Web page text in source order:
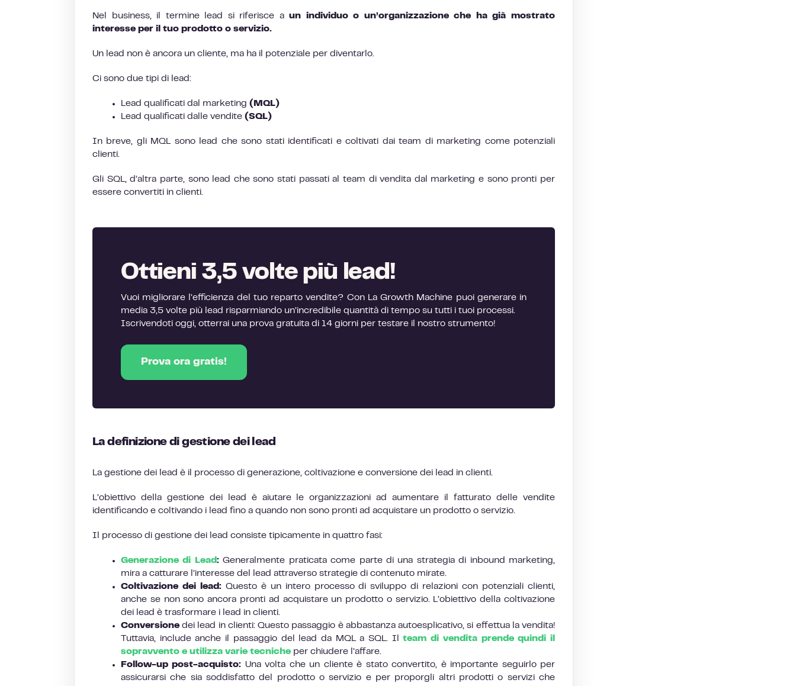
Nel business, il termine lead si riferisce aun individuo o un’organizzazione che ha già mostrato
interesse per il tuo prodotto o servizio.
Un lead non è ancora un cliente, ma ha il potenziale per diventarlo.
Ci sono due tipi di lead:
Lead qualificati dal marketing (MQL)
Lead qualificati dalle vendite (SQL)
In breve, gli MQL sono lead che sono stati identificati e coltivati dai team di marketing come potenziali
clienti.
Gli SQL, d’altra parte, sono lead che sono stati passati al team di vendita dal marketing e sono pronti per
essere convertiti in clienti.
Ottieni 3,5 volte più lead!
Vuoi migliorare l’efficienza del tuo reparto vendite? Con La Growth Machine puoi generare in
media 3,5 volte più lead risparmiando un’incredibile quantità di tempo su tutti i tuoi processi.
Iscrivendoti oggi, otterrai una prova gratuita di 14 giorni per testare il nostro strumento!
Prova ora gratis!
La definizione di gestione dei lead
La gestione dei lead è il processo di generazione, coltivazione e conversione dei lead in clienti.
L’obiettivo della gestione dei lead è aiutare le organizzazioni ad aumentare il fatturato delle vendite
identificando e coltivando i lead fino a quando non sono pronti ad acquistare un prodotto o servizio.
Il processo di gestione dei lead consiste tipicamente in quattro fasi:
Generazione di Lead :Generalmente praticata come parte di una strategia di inbound marketing,
mira a catturare l’interesse del lead attraverso strategie di contenuto mirate.
Coltivazione dei lead:Questo è un intero processo di sviluppo di relazioni con potenziali clienti,
anche se non sono ancora pronti ad acquistare un prodotto o servizio. L’obiettivo della coltivazione
dei lead è trasformare i lead in clienti.
Conversione dei lead in clienti: Questo passaggio è abbastanza autoesplicativo, si effettua la vendita!
Tuttavia, include anche il passaggio del lead da MQL a SQL. Ilteam di vendita prende quindi il
sopravvento e utilizza varie tecniche per chiudere l’affare.
Follow-up post-acquisto: Una volta che un cliente è stato convertito, è importante seguirlo per
assicurarsi che sia soddisfatto del prodotto o servizio e per proporgli altri prodotti o servizi che